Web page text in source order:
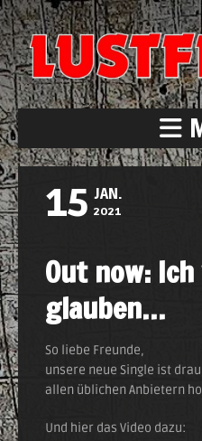
15 JAN.
2021
Out now:
glauben…
So liebe Freunde,
unsere neue Single ist
allen üblichen Anbietern
Und hier das Video dazu: